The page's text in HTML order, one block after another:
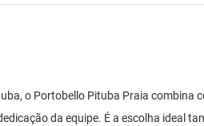
o Portobello Pituba Praia combina
da equipe. É a escolha ideal